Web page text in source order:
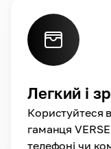
Легкий і
Користуйтеся
гаманця
телефоні чи